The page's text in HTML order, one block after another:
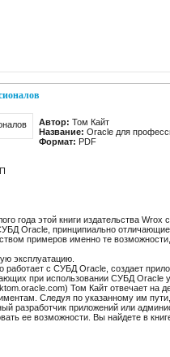
Автор: Том Кайт
Название: Oracle для
Формат: PDF
года этой книги издательства
Oracle, принципиально
примеров именно те
эксплуатацию.
работает с СУБД Oracle, создает
при использовании СУБД Oracle
Том Кайт отвечает на
Следуя по указанному им
разработчик приложений или
ее возможности. Вы найдете в